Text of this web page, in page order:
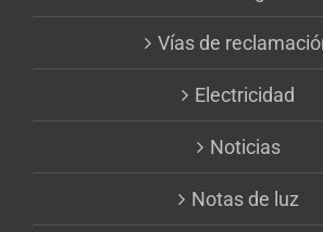
Vías de
Electricidad
Noticias
Notas de luz